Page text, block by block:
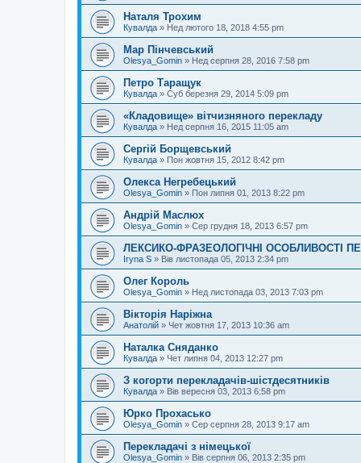
Наталя Трохим
Кувалда » Нед лютого 18, 2018 4:55 pm
Мар Пінчевський
Olesya_Gomin » Нед серпня 28, 2016 7:58 pm
Петро Таращук
Кувалда » Суб березня 29, 2014 5:09 pm
«Кладовище» вітчизняного перекладу
Кувалда » Нед серпня 16, 2015 11:05 am
Сергій Борщевський
Кувалда » Пон жовтня 15, 2012 8:42 pm
Олекса Негребецький
Olesya_Gomin » Пон липня 01, 2013 8:22 pm
Андрій Маслюх
Olesya_Gomin » Сер грудня 18, 2013 6:57 pm
ЛЕКСИКО-ФРАЗЕОЛОГІЧНІ ОСОБЛИВОСТІ
Iryna S » Вів листопада 05, 2013 2:34 pm
Олег Король
Olesya_Gomin » Нед листопада 03, 2013 7:03 pm
Вікторія Наріжна
Анатолій » Чет жовтня 17, 2013 10:36 am
Наталка Сняданко
Кувалда » Чет липня 04, 2013 12:27 pm
З когорти перекладачів-шістдесятників
Кувалда » Вів вересня 03, 2013 6:58 pm
Юрко Прохасько
Olesya_Gomin » Сер серпня 28, 2013 9:17 am
Перекладачі з німецької
Olesya_Gomin » Вів серпня 06, 2013 2:35 pm